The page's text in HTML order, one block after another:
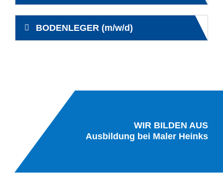
BODENLEGER (m/w/d)
WIR BILDEN AUS
Ausbildung bei Maler Heinks